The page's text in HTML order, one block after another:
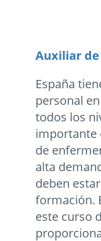
Auxiliar
España
personal
todos los
importante
de
alta
deben
formación.
este curso